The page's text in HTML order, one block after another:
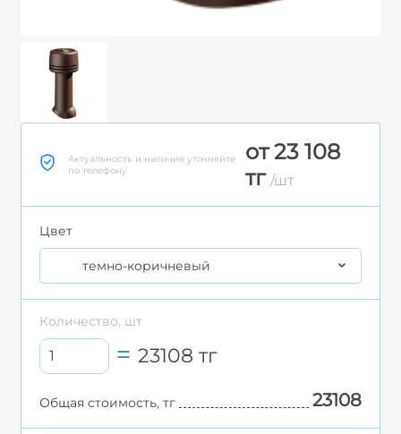
Актуальность и наличие уточняйте
по телефону
от 23 108
тг /шт
Цвет
темно-коричневый
Количество, шт
23108тг
Общая стоимость, тг 23108